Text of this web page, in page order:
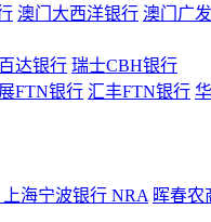
澳门大西洋银行 澳门广
达银行 瑞士CBH银行
FTN银行 汇丰FTN银行
上海宁波银行 NRA 晖春农